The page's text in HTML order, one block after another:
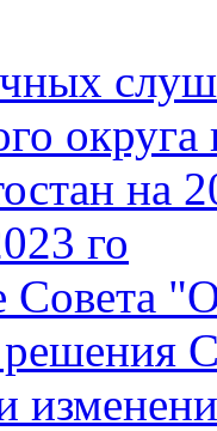
на
го
Совета
решения